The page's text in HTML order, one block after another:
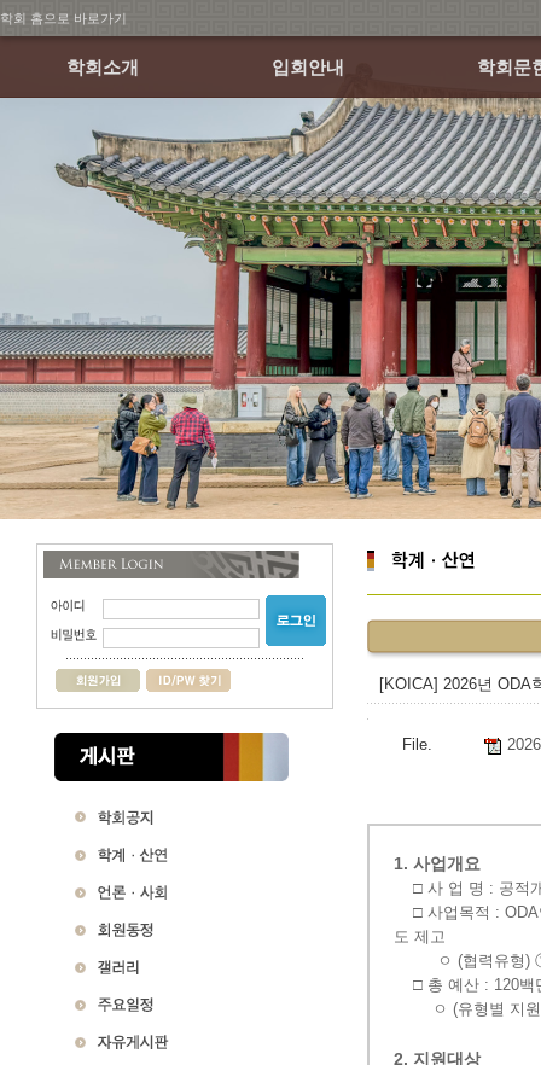
학회 홈으로 바로가기
학회소개
연혁
조직
정관 및 규정
입회안내
회원가입 안내
회비납부 안내
학회문
학술발표
월례학술세
논문집
소식지